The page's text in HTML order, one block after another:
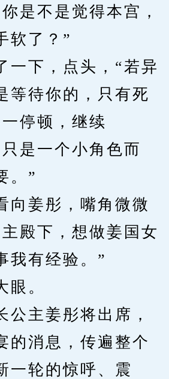
是不是觉得本宫，
软了？”
下，点头，“若异
等待你的，只有死
停顿，继续
是一个小角色而
。”
姜彤，嘴角微微
殿下，想做姜国女
我有经验。”
。
主姜彤将出席，
的消息，传遍整个
一轮的惊呼、震